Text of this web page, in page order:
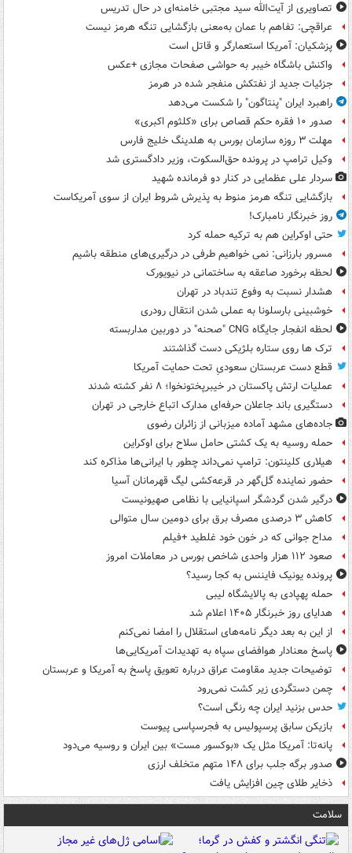
تصاویری از آیت‌الله سید مجتبی خامنه‌ای در حال تدریس
عراقچی: تفاهم با عمان به‌معنی بازگشایی تنگه هرمز نیست
پزشکیان: آمریکا استعمارگر و قاتل است
واکنش باشگاه خیبر به حواشی صفحات مجازی +عکس
جزئیات جدید از نفتکش منفجر شده در هرمز
راهبرد ایران "پنتاگون" را شکست می‌دهد
صدور ۱۰ فقره حکم قصاص برای «کلثوم اکبری»
مهلت ۳ روزه سازمان بورس به هلدینگ خلیج فارس
وکیل ترامپ در پرونده حق‌السکوت، وزیر دادگستری شد
سردار علی عظمایی در کنار دو فرمانده شهید
بازگشایی تنگه هرمز منوط به پذیرش شروط ایران از سوی آمریکاست
روز خبرنگار نامبارک!
حتی اوکراین هم به ترکیه حمله کرد
مسرور بارزانی: نمی خواهیم طرفی در درگیری‌های منطقه باشیم
لحظه برخورد صاعقه به ساختمانی در نیویورک
هشدار نسبت به وفوع تندباد در تهران
خوشبینی بارسلونا به عملی شدن انتقال رودری
لحظه انفجار جایگاه CNG "صحنه" در دوربین مداربسته
ترک ها روی ستاره بلژیکی دست گذاشتند
قطع دست عربستان سعودیِ تحت حمایت آمریکا
عملیات ارتش پاکستان در خیبرپختونخوا؛ ۸ نفر کشته شدند
دستگیری باند جاعلان حرفه‌ای مدارک اتباع خارجی در تهران
جاده‌های مشهد آماده میزبانی از زائران رضوی
حمله روسیه به یک کشتی حامل سلاح برای اوکراین
هیلاری کلینتون: ترامپ نمی‌داند چطور با ایرانی‌ها مذاکره کند
حضور نماینده گل‌گهر در قرعه‌کشی لیگ قهرمانان آسیا
درگیر شدن گردشگر اسپانیایی با نظامی صهیونیست
کاهش ۳ درصدی مصرف برق برای دومین سال متوالی
مداح جوانی که در خون خود غلطید +فیلم
صعود ۱۱۲ هزار واحدی شاخص بورس در معاملات امروز
پرونده یونیک فایننس به کجا رسید؟
حمله پهپادی به پالایشگاه لیبی
هدایای روز خبرنگار ۱۴۰۵ اعلام شد
از این به بعد دیگر نامه‌های استقلال را امضا نمی‌کنم
پاسخ معنادار هوافضای سپاه به تهدیدات آمریکایی‌ها
توضیحات جدید مقاومت عراق درباره تعویق پاسخ به آمریکا و عربستان
چمن دستگردی زیر کشت نمی‌رود
حدس بزنید ایران چه رنگی است؟
بازیکن سابق پرسپولیس به فجرسپاسی پیوست
پانه‌تا: آمریکا مثل یک «بوکسور مست» بین ایران و روسیه می‌دود
صدور برگه جلب برای ۱۴۸ متهم متخلف ارزی
ذخایر طلای چین افزایش یافت
سلامت